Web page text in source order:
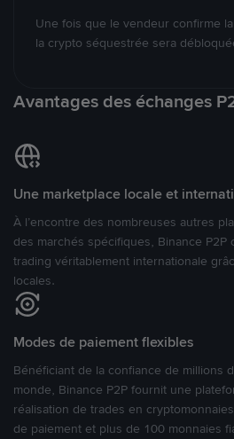
Une fois que le vendeur confirme
la crypto séquestrée sera
Avantages des échanges
Une marketplace locale et
À l’encontre des nombreuses autres
des marchés spécifiques, Binance
trading véritablement internationale
locales.
Modes de paiement flexibles
Bénéficiant de la confiance de millions
monde, Binance P2P fournit une
réalisation de trades en
de paiement et plus de 100 monnaies